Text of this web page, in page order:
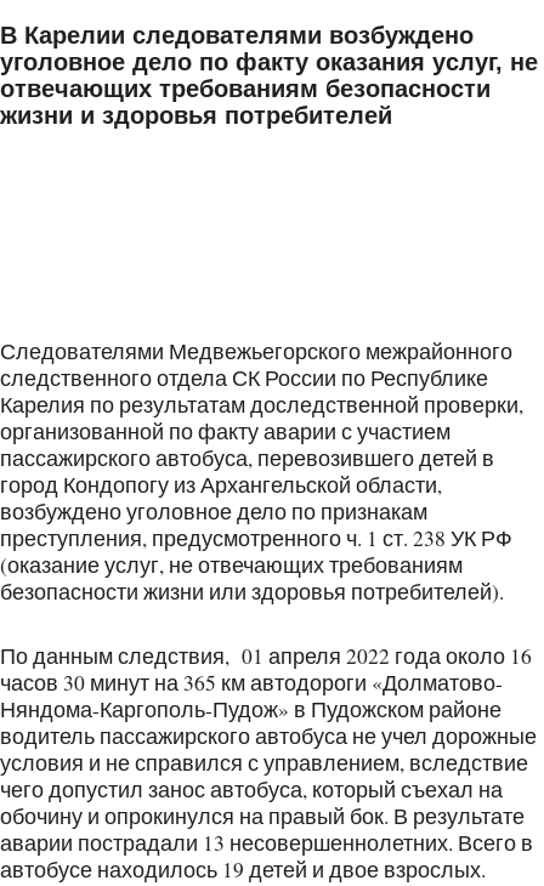
В Карелии следователями возбуждено
уголовное дело по факту оказания услуг, не
отвечающих требованиям безопасности
жизни и здоровья потребителей
Следователями Медвежьегорского межрайонного
следственного отдела СК России по Республике
Карелия по результатам доследственной проверки,
организованной по факту аварии с участием
пассажирского автобуса, перевозившего детей в
город Кондопогу из Архангельской области,
возбуждено уголовное дело по признакам
преступления, предусмотренного ч. 1 ст. 238 УК РФ
(оказание услуг, не отвечающих требованиям
безопасности жизни или здоровья потребителей).
По данным следствия, 01 апреля 2022 года около 16
часов 30 минут на 365 км автодороги «Долматово-
Няндома-Каргополь-Пудож» в Пудожском районе
водитель пассажирского автобуса не учел дорожные
условия и не справился с управлением, вследствие
чего допустил занос автобуса, который съехал на
обочину и опрокинулся на правый бок. В результате
аварии пострадали 13 несовершеннолетних. Всего в
автобусе находилось 19 детей и двое взрослых.